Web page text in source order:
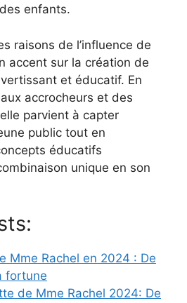
enfants.
raisons de l’influence de
accent sur la création de
et éducatif. En
accrocheurs et des
parvient à capter
public tout en
éducatifs
unique en son
Mme Rachel en 2024 : De
fortune
de Mme Rachel 2024: De